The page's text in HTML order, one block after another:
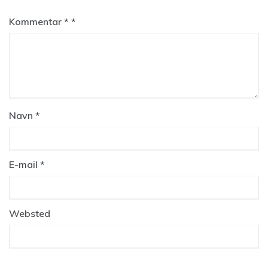
Kommentar *
Navn *
E-mail *
Websted